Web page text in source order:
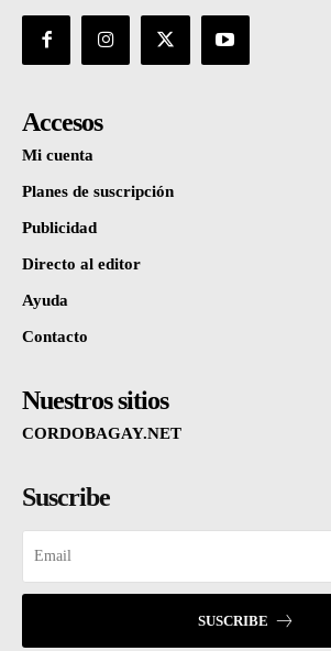
Accesos
Mi cuenta
Planes de suscripción
Publicidad
Directo al editor
Ayuda
Contacto
Nuestros sitios
CORDOBAGAY.NET
Suscribe
SUSCRIBE